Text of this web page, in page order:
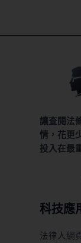
讓查閱法
情，花更
投入在最
科技應
法律人網